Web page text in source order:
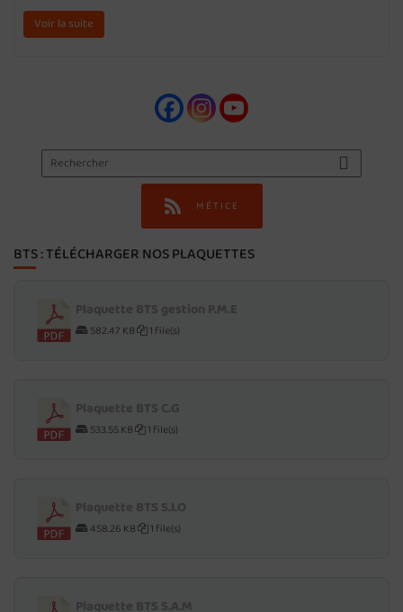
Voir la suite
MÉTICE
BTS : TÉLÉCHARGER NOS PLAQUETTES
582.47 KB 1 file(s)
533.55 KB 1 file(s)
458.26 KB 1 file(s)